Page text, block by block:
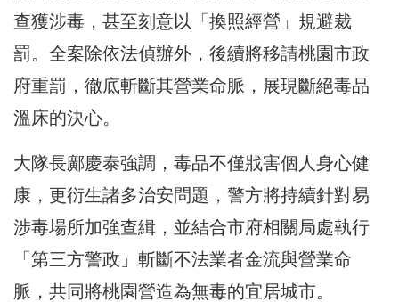
查獲涉毒，甚至刻意以「換照經營」規避裁
罰。全案除依法偵辦外，後續將移請桃園市政
府重罰，徹底斬斷其營業命脈，展現斷絕毒品
溫床的決心。
大隊長鄺慶泰強調，毒品不僅戕害個人身心健
康，更衍生諸多治安問題，警方將持續針對易
涉毒場所加強查緝，並結合市府相關局處執行
「第三方警政」斬斷不法業者金流與營業命
脈，共同將桃園營造為無毒的宜居城市。